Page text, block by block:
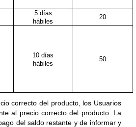
5 días
hábiles
20
10 días
hábiles
50
correcto del producto, los Usuarios
al precio correcto del producto. La
del saldo restante y de informar y